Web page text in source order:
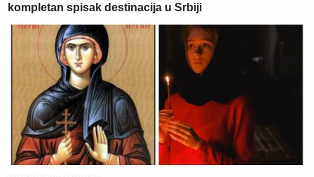
kompletan spisak destinacija u Srbiji